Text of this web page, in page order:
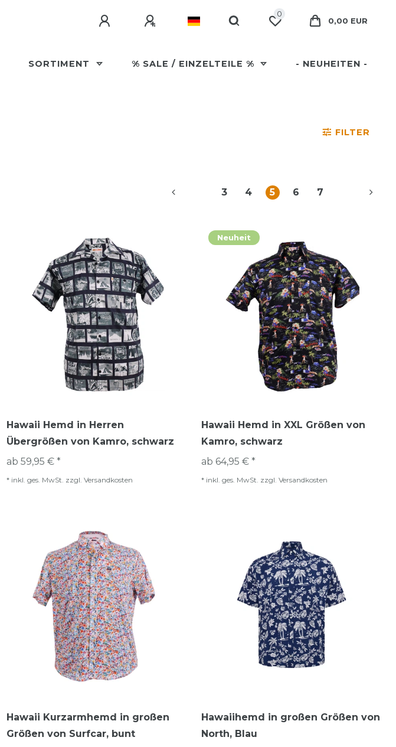
0
0,00 EUR
SORTIMENT % SALE / EINZELTEILE % - NEUHEITEN -
FILTER
3 4 5 6 7
Hawaii Hemd in Herren
Übergrößen von Kamro, schwarz
ab 59,95 € *
* inkl. ges. MwSt. zzgl. Versandkosten
Neuheit
Hawaii Hemd in XXL Größen von
Kamro, schwarz
ab 64,95 € *
* inkl. ges. MwSt. zzgl. Versandkosten
Hawaii Kurzarmhemd in großen
Größen von Surfcar, bunt
Hawaiihemd in großen Größen von
North, Blau